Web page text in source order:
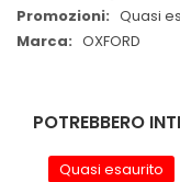
Quasi
OXFORD
POTREBBERO
Quasi esaurito